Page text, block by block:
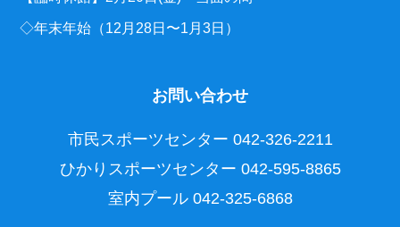
◇年末年始（12月28日〜1月3日）
お問い合わせ
市民スポーツセンター 042-326-2211
ひかりスポーツセンター 042-595-8865
室内プール 042-325-6868